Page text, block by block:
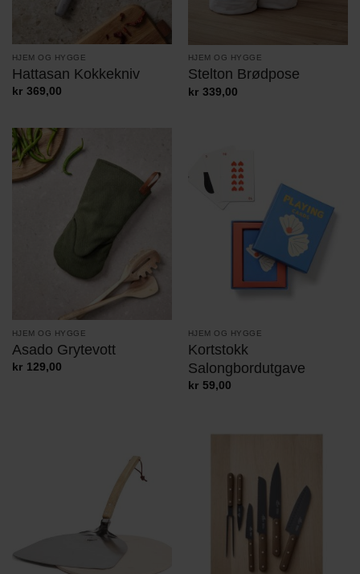
HJEM OG HYGGE
Hattasan Kokkekniv
kr 369,00
HJEM OG HYGGE
Stelton Brødpose
kr 339,00
HJEM OG HYGGE
Asado Grytevott
kr 129,00
HJEM OG HYGGE
Kortstokk
Salongbordutgave
kr 59,00